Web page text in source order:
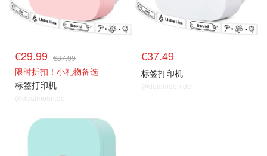
€29.99 €37.99
限时折扣！小礼物备选
标签打印机
@dealmoon.de
€37.49
标签打印机
@dealmoon.de